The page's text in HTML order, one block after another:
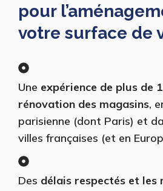
pour
votre surface de
Une expérience de plus de
rénovation des magasins,
parisienne (dont Paris) et
villes françaises (et en
Des délais respectés et les